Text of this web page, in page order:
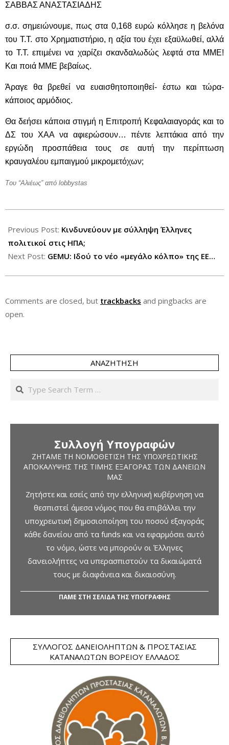
ΣΑΒΒΑΣ ΑΝΑΣΤΑΣΙΑΔΗΣ
σ.σ. σημειώνουμε, πως στα 0,168 ευρώ κόλλησε η βελόνα
του Τ.Τ. στο Χρηματιστήριο, η αξία του έχει εξαϋλωθεί, αλλά
το Τ.Τ. επιμένει να χαρίζει σκανδαλωδώς λεφτά στα ΜΜΕ!
Και ποιά ΜΜΕ βεβαίως.
Άραγε θα βρεθεί να ευαισθητοποιηθεί- έστω και τώρα-
κάποιος αρμόδιος.
Θα δεήσει κάποια στιγμή η Επιτροπή Κεφαλαιαγοράς και το
ΔΣ του ΧΑΑ να αφιερώσουν… πέντε λεπτάκια από την
εργώδη προσπάθεια τους σε αυτή την περίπτωση
κραυγαλέου εμπαιγμού μικρομετόχων;
Tου “Αλιέως” από lobbystas
10-
31
Previous Post: Κινδυνεύουν με σύλληψη Έλληνες
πολιτικοί στις ΗΠΑ;
Next Post: GEMU: Ιδού το νέο «μεγάλο κόλπο» της ΕΕ…
Comments are closed, but trackbacks and pingbacks are
open.
ΑΝΑΖΉΤΗΣΗ
Search
Συλλογή Υπογραφών
ΖΗΤΆΜΕ ΤΗ ΝΟΜΟΘΈΤΙΣΗ ΤΗΣ ΥΠΟΧΡΕΩΤΙΚΉΣ
ΑΠΟΚΆΛΥΨΗΣ ΤΗΣ ΤΙΜΉΣ ΕΞΑΓΟΡΆΣ ΤΩΝ ΔΑΝΕΊΩΝ
ΜΑΣ
Ζητήστε και εσείς από την ελληνική κυβέρνηση να
θεσπιστεί άμεσα νόμος που θα επιβάλλει την
υποχρεωτική δημοσιοποίηση του ποσού εξαγοράς
κάθε δανείου από τα funds και να εφαρμόσει αυτό
το νόμο, ώστε να μπορούν οι Έλληνες
δανειολήπτες να υπερασπιστούν τα δικαιώματά
τους με διαφάνεια και δικαιοσύνη.
ΠΑΜΕ ΣΤΗ ΣΕΛΙΔΑ ΤΗΣ ΥΠΟΓΡΑΦΗΣ
ΣΎΛΛΟΓΟΣ ΔΑΝΕΙΟΛΗΠΤΏΝ & ΠΡΟΣΤΑΣΊΑΣ
ΚΑΤΑΝΑΛΩΤΏΝ ΒΟΡΕΊΟΥ ΕΛΛΆΔΟΣ